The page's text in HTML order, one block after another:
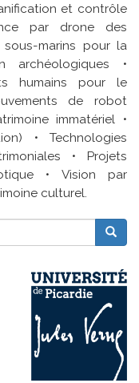
et contrôle
par drone des
marins pour la
archéologiques •
humains pour le
de robot
immatériel •
• Technologies
• Projets
• Vision par
culturel.